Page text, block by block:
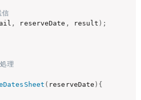
, reserveDate , result ) ;
理
( reserveDate ) {